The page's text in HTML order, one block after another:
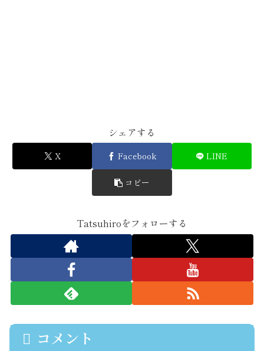
シェアする
X Facebook LINE
コピー
Tatsuhiroをフォローする
コメント